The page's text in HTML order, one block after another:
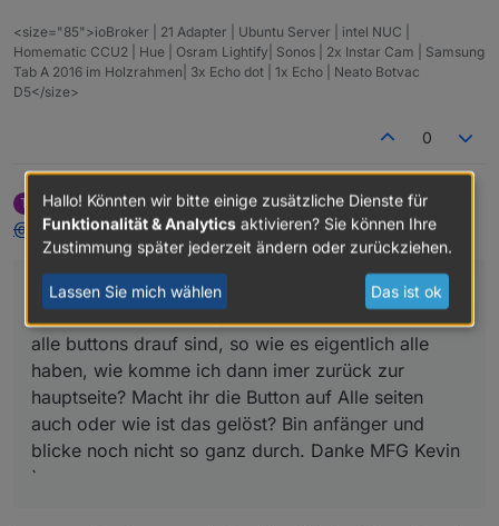
<size="85">ioBroker | 21 Adapter | Ubuntu Server | intel NUC |
Homematic CCU2 | Hue | Osram Lightify| Sonos | 2x Instar Cam | Samsung
Tab A 2016 im Holzrahmen| 3x Echo dot | 1x Echo | Neato Botvac
D5</size>
0
T
Offline
tempestasschrieb am11. Jan. 2019, 17:26
zuletzt editiert von
@ IOkev:
Grüße, habe mal eine frage, wenn man für jedes
Zimmer einen view hat, und einen Home view wo
alle buttons drauf sind, so wie es eigentlich alle
haben, wie komme ich dann imer zurück zur
hauptseite? Macht ihr die Button auf Alle seiten
auch oder wie ist das gelöst? Bin anfänger und
blicke noch nicht so ganz durch. Danke MFG Kevin
`
Hallo! Könnten wir bitte einige zusätzliche Dienste für
Funktionalität & Analytics aktivieren? Sie können Ihre
Zustimmung später jederzeit ändern oder zurückziehen.
Lassen Sie mich wählen Das ist ok